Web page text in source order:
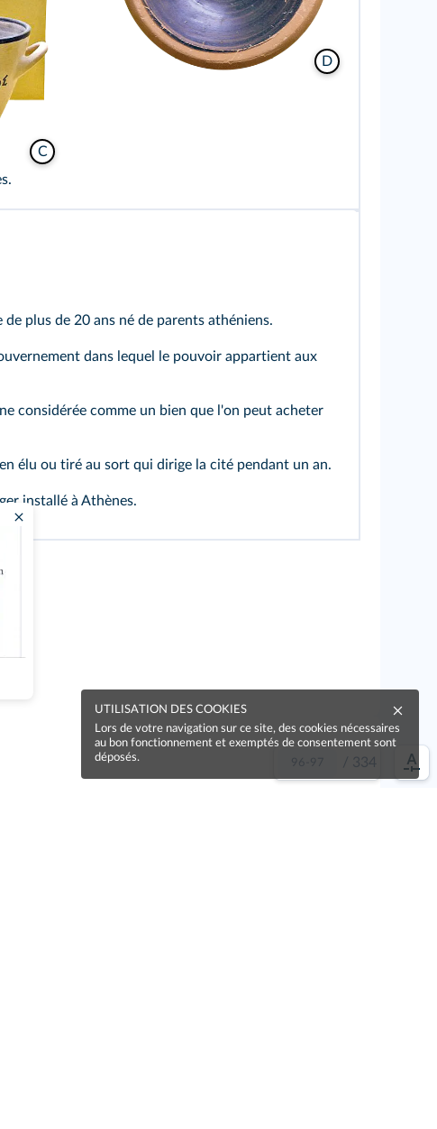
/ 334
C
D
de plus de 20 ans né de parents athéniens.
dans lequel le pouvoir appartient aux
considérée comme un bien que l'on peut acheter
élu ou tiré au sort qui dirige la cité pendant un an.
installé à Athènes.
UTILISATION DES COOKIES
Lors de votre navigation sur ce site, des cookies nécessaires
au bon fonctionnement et exemptés de consentement sont
déposés.